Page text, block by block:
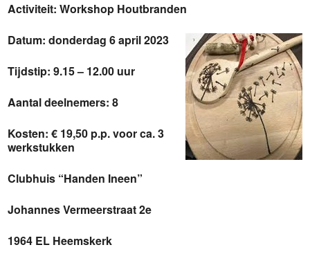
Activiteit: Workshop Houtbranden
Datum: donderdag 6 april 2023
Tijdstip: 9.15 – 12.00 uur
Aantal deelnemers: 8
Kosten:€ 19,50 p.p. voor ca. 3
werkstukken
Clubhuis “Handen Ineen”
Johannes Vermeerstraat 2e
1964 EL Heemskerk